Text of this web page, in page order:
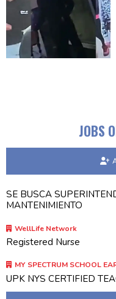
JOBS
SE BUSCA
MANTENIMIENTO
WellLife Network
Registered Nurse
MY SPECTRUM SCHOOL
UPK NYS CERTIFIED